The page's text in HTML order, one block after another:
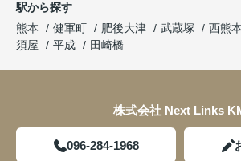
駅から探す
熊本
健軍町 肥後大津 武蔵塚 西熊本
須屋
平成 田崎橋
株式会社 Next Links
096-284-1968